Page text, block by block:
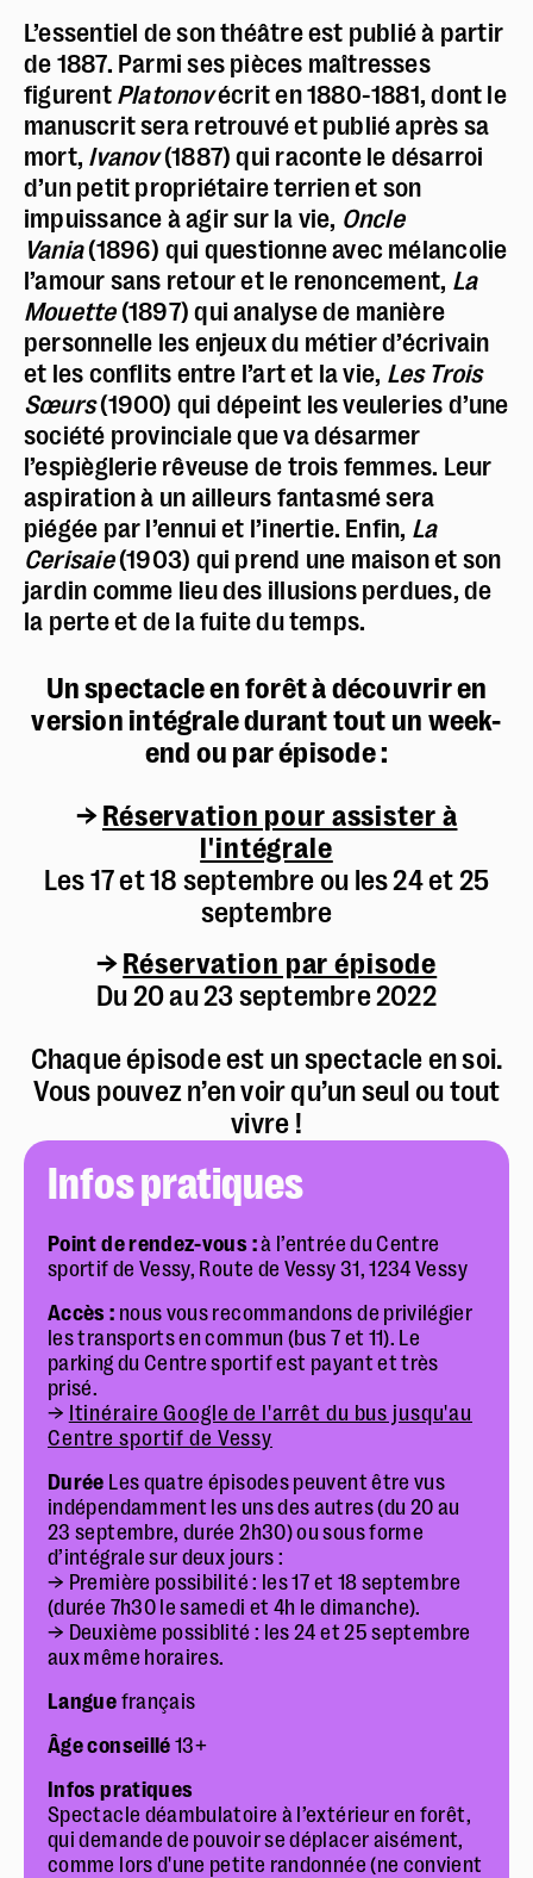
L’essentiel de son théâtre est publié à partir
de 1887. Parmi ses pièces maîtresses
figurent Platonovécrit en 1880-1881, dont le
manuscrit sera retrouvé et publié après sa
mort, Ivanov(1887) qui raconte le désarroi
d’un petit propriétaire terrien et son
impuissance à agir sur la vie, Oncle
Vania(1896) qui questionne avec mélancolie
l’amour sans retour et le renoncement, La
Mouette(1897) qui analyse de manière
personnelle les enjeux du métier d’écrivain
et les conflits entre l’art et la vie, Les Trois
Sœurs(1900) qui dépeint les veuleries d’une
société provinciale que va désarmer
l’espièglerie rêveuse de trois femmes. Leur
aspiration à un ailleurs fantasmé sera
piégée par l’ennui et l’inertie. Enfin, La
Cerisaie(1903) qui prend une maison et son
jardin comme lieu des illusions perdues, de
la perte et de la fuite du temps.
Un spectacle en forêt à découvrir en
version intégrale durant tout un week-
end ou par épisode :
→Réservation pour assister à
l'intégrale
Les 17 et 18 septembre ou les 24 et 25
septembre
→Réservation par épisode
Du 20 au 23 septembre 2022
Chaque épisode est un spectacle en soi.
Vous pouvez n’en voir qu’un seul ou tout
vivre !
Infos pratiques
Point de rendez-vous :à l’entrée du Centre
sportif de Vessy, Route de Vessy 31, 1234 Vessy
Accès : nous vous recommandons de privilégier
les transports en commun (bus 7 et 11). Le
parking du Centre sportif est payant et très
prisé.
→ Itinéraire Google de l'arrêt du bus jusqu'au
Centre sportif de Vessy
Durée Les quatre épisodes peuvent être vus
indépendamment les uns des autres (du 20 au
23 septembre, durée 2h30) ou sous forme
d’intégrale sur deux jours :
→ Première possibilité : les 17 et 18 septembre
(durée 7h30 le samedi et 4h le dimanche).
→ Deuxième possiblité : les 24 et 25 septembre
aux même horaires.
Langue français
Âge conseillé13+
Infos pratiques
Spectacle déambulatoire à l’extérieur en forêt,
qui demande de pouvoir se déplacer aisément,
comme lors d'une petite randonnée (ne convient